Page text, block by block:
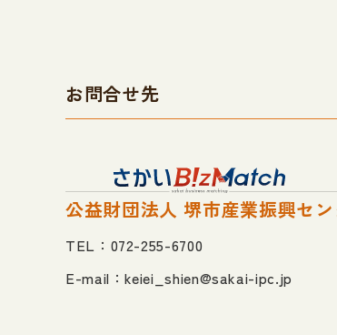
お問合せ先
公益財団法人 堺市産業振興セ
TEL：072-255-6700
E-mail：keiei_shien@sakai-ipc.jp